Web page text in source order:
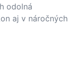
odolná
aj v náročných